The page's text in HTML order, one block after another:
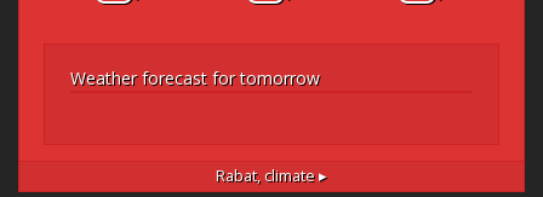
Weather forecast for tomorrow
Rabat, climate ▸